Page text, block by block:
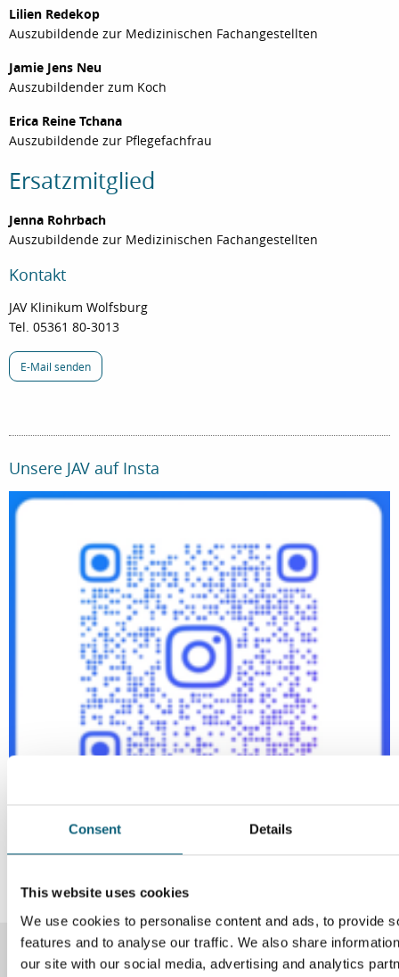
Consent Details
This website uses cookies
We use cookies to personalise content and ads, to provide
features and to analyse our traffic. We also share
our site with our social media, advertising and analytics
Lilien Redekop
Auszubildende zur Medizinischen Fachangestellten
Jamie Jens Neu
Auszubildender zum Koch
Erica Reine Tchana
Auszubildende zur Pflegefachfrau
Ersatzmitglied
Jenna Rohrbach
Auszubildende zur Medizinischen Fachangestellten
Kontakt
JAV Klinikum Wolfsburg
Tel. 05361 80-3013
E-Mail senden
Unsere JAV auf Insta